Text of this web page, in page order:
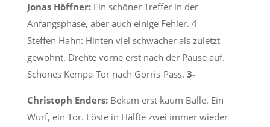
Jonas Höffner:Ein schöner Treffer in der
Anfangsphase, aber auch einige Fehler. 4
Steffen Hahn: Hinten viel schwächer als zuletzt
gewohnt. Drehte vorne erst nach der Pause auf.
Schönes Kempa-Tor nach Gorris-Pass. 3-
Christoph Enders:Bekam erst kaum Bälle. Ein
Wurf, ein Tor. Löste in Hälfte zwei immer wieder